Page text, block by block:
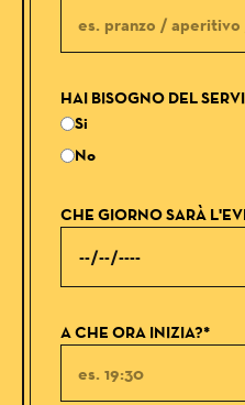
HAI BISOGNO DEL
Si
No
CHE GIORNO SARÀ
A CHE ORA INIZIA?*